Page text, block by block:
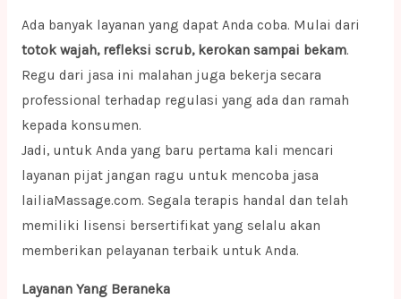
Ada banyak layanan yang dapat Anda coba. Mulai dari
totok wajah, refleksi scrub, kerokan sampai bekam.
Regu dari jasa ini malahan juga bekerja secara
professional terhadap regulasi yang ada dan ramah
kepada konsumen.
Jadi, untuk Anda yang baru pertama kali mencari
layanan pijat jangan ragu untuk mencoba jasa
lailiaMassage.com. Segala terapis handal dan telah
memiliki lisensi bersertifikat yang selalu akan
memberikan pelayanan terbaik untuk Anda.
Layanan Yang Beraneka